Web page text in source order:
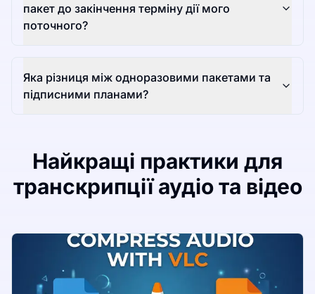
пакет до закінчення терміну дії мого
поточного?
Яка різниця між одноразовими пакетами та
підписними планами?
Найкращі практики для
транскрипції аудіо та відео